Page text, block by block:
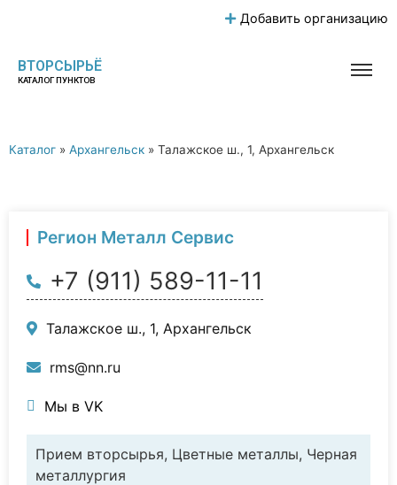
Добавить организацию
ВТОРСЫРЬЁ
КАТАЛОГ ПУНКТОВ
Каталог » Архангельск » Талажское ш., 1, Архангельск
Регион Металл Сервис
+7 (911) 589-11-11
Талажское ш., 1, Архангельск
rms@nn.ru
Мы в VK
Прием вторсырья, Цветные металлы, Черная
металлургия